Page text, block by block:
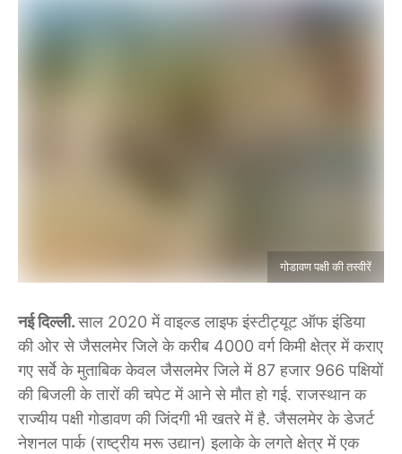
गोडावण पक्षी की तस्वीरें
नई दिल्ली.साल 2020 में वाइल्ड लाइफ इंस्टीट्यूट ऑफ इंडिया
की ओर से जैसलमेर जिले के करीब 4000 वर्ग किमी क्षेत्र में कराए
गए सर्वे के मुताबिक केवल जैसलमेर जिले में 87 हजार 966 पक्षियों
की बिजली के तारों की चपेट में आने से मौत हो गई. राजस्थान क
राज्यीय पक्षी गोडावण की जिंदगी भी खतरे में है. जैसलमेर के डेजर्ट
नेशनल पार्क (राष्ट्रीय मरू उद्यान) इलाके के लगते क्षेत्र में एक